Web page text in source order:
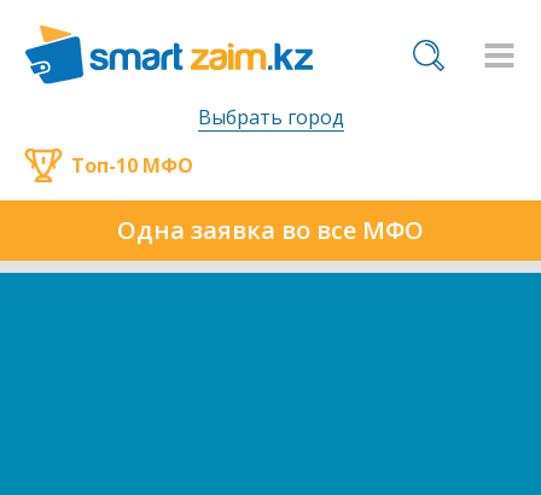
Выбрать город
Одна заявка во все МФО
Топ-10 МФО